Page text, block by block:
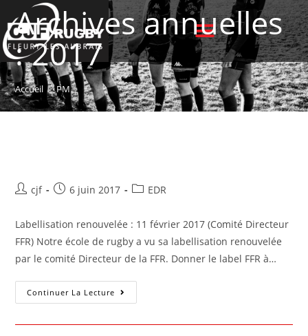
Archives annuelles
: 2017
Accueil > PM
cjf 6 juin 2017 EDR
Labellisation renouvelée : 11 février 2017 (Comité Directeur
FFR) Notre école de rugby a vu sa labellisation renouvelée
par le comité Directeur de la FFR. Donner le label FFR à…
Continuer La Lecture